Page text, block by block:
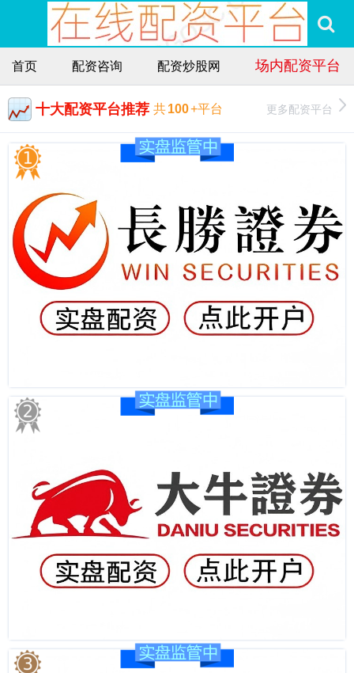
首页 配资咨询 配资炒股网 场内配资平台
十大配资平台推荐 共100+平台 更多配资平台